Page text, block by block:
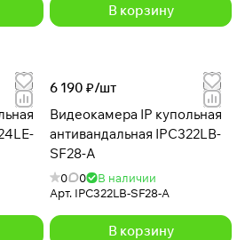
В корзину
6 190 ₽/шт
Видеокамера IP купольная
антивандальная IPC322LB-
SF28-A
0 0
В наличии
Арт. IPC322LB-SF28-A
В корзину